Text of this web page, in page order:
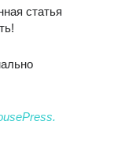
статья